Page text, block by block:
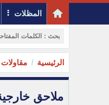
المظلات
الرئيسية
ملاحق